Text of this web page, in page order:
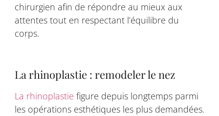
chirurgien afin de répondre au mieux aux
attentes tout en respectant l’équilibre du
corps.
La rhinoplastie : remodeler le nez
La rhinoplastie figure depuis longtemps parmi
les opérations esthétiques les plus demandées.